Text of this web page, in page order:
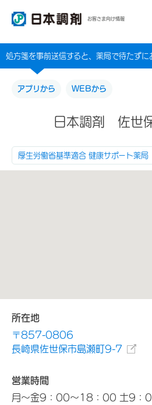
お客さま向け情報
処方箋を事前送信すると、薬局で待たずに
アプリから WEBから
日本調剤 佐世
厚生労働省基準適合 健康サポート薬局
所在地
〒857-0806
長崎県佐世保市島瀬町9-7
営業時間
月～金9：00～18：00 土9：